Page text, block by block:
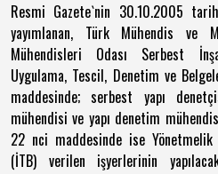
Resmi Gazete`nin 30.10.2005
yayımlanan, Türk Mühendis ve
Mühendisleri Odası Serbest
Uygulama, Tescil, Denetim ve
maddesinde; serbest yapı
mühendisi ve yapı denetim
22 nci maddesinde ise
(İTB) verilen işyerlerinin